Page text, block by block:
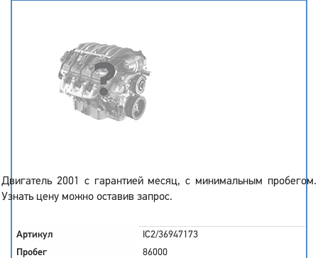
Двигатель 2001 с гарантией месяц, с минимальным пробегом.
Узнать цену можно оставив запрос.
Артикул
IC2/36947173
Пробег
86000